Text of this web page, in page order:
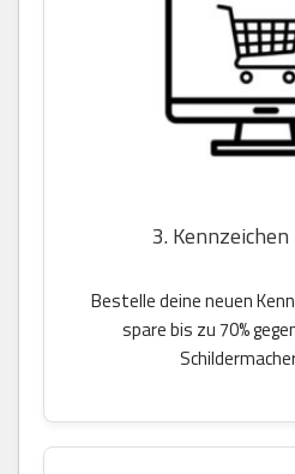
3.
Bestelle deine neuen
spare bis zu 70%